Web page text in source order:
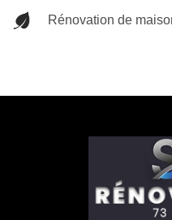
Rénovation de